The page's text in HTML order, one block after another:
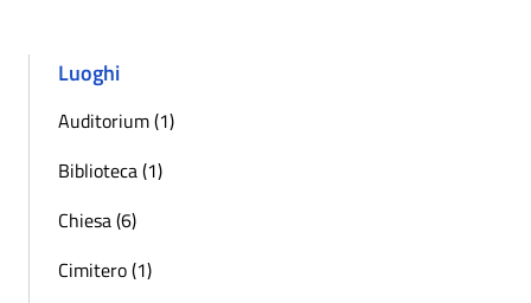
Luoghi
Auditorium (1)
Biblioteca (1)
Chiesa (6)
Cimitero (1)